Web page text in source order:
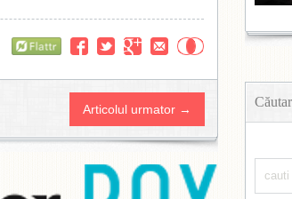
Articolul urmator →